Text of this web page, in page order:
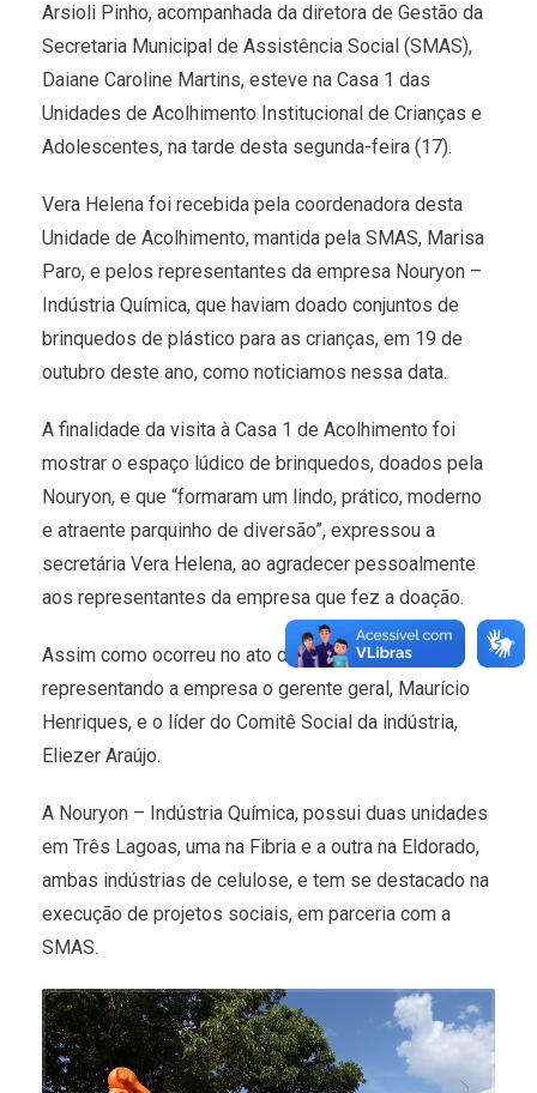
Arsioli Pinho, acompanhada da diretora de Gestão da
Secretaria Municipal de Assistência Social (SMAS),
Daiane Caroline Martins, esteve na Casa 1 das
Unidades de Acolhimento Institucional de Crianças e
Adolescentes, na tarde desta segunda-feira (17).
Vera Helena foi recebida pela coordenadora desta
Unidade de Acolhimento, mantida pela SMAS, Marisa
Paro, e pelos representantes da empresa Nouryon –
Indústria Química, que haviam doado conjuntos de
brinquedos de plástico para as crianças, em 19 de
outubro deste ano, como noticiamos nessa data.
A finalidade da visita à Casa 1 de Acolhimento foi
mostrar o espaço lúdico de brinquedos, doados pela
Nouryon, e que “formaram um lindo, prático, moderno
e atraente parquinho de diversão”, expressou a
secretária Vera Helena, ao agradecer pessoalmente
aos representantes da empresa que fez a doação.
Assim como ocorreu no ato da entrega, estavam
representando a empresa o gerente geral, Maurício
Henriques, e o líder do Comitê Social da indústria,
Eliezer Araújo.
A Nouryon – Indústria Química, possui duas unidades
em Três Lagoas, uma na Fibria e a outra na Eldorado,
ambas indústrias de celulose, e tem se destacado na
execução de projetos sociais, em parceria com a
SMAS.